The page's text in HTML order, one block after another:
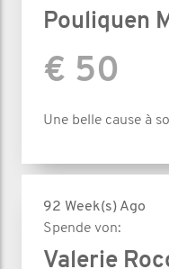
Pouliquen
€ 50
Une belle cause à
92 Week(s) Ago
Spende von:
Valerie